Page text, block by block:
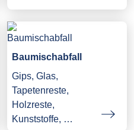
Baumischabfall
Gips, Glas,
Tapetenreste,
Holzreste,
Kunststoffe, …